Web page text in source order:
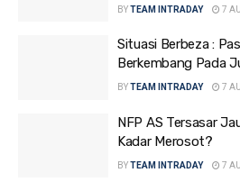
BYTEAM INTRADAY 7
Situasi Berbeza :
Berkembang Pada
BYTEAM INTRADAY 7
NFP AS Tersasar
Kadar Merosot?
BYTEAM INTRADAY 7